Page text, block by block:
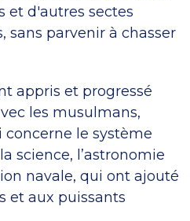
et d'autres sectes
sans parvenir à chasser
appris et progressé
les musulmans,
le système
science, l’astronomie
navale, qui ont ajouté
et aux puissants